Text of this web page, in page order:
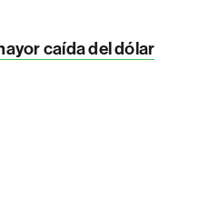
caída del dólar